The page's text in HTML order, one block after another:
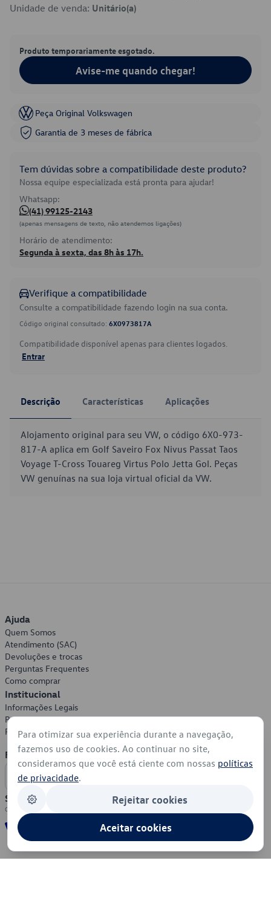
Unidade de venda: Unitário(a)
Produto temporariamente esgotado.
Avise-me quando chegar!
Peça Original Volkswagen
Garantia de 3 meses de fábrica
Tem dúvidas sobre a compatibilidade deste produto?
Nossa equipe especializada está pronta para ajudar!
Whatsapp:
(41) 99125-2143
(apenas mensagens de texto, não atendemos ligações)
Horário de atendimento:
Segunda à sexta, das 8h às 17h.
Verifique a compatibilidade
Consulte a compatibilidade fazendo login na sua conta.
Código original consultado: 6X0973817A
Compatibilidade disponível apenas para clientes logados.
Entrar
Descrição Características Aplicações
Alojamento original para seu VW, o código 6X0-973-
817-A aplica em Golf Saveiro Fox Nivus Passat Taos
Voyage T-Cross Touareg Virtus Polo Jetta Gol. Peças
VW genuínas na sua loja virtual oficial da VW.
Ajuda
Quem Somos
Atendimento (SAC)
Devoluções e trocas
Perguntas Frequentes
Como comprar
Institucional
Informações Legais
Política de Privacidade
Política de Cookies
Formas de Pagamento
Segurança
Para otimizar sua experiência durante a navegação,
fazemos uso de cookies. Ao continuar no site,
consideramos que você está ciente com nossas políticas
de privacidade.
Rejeitar cookies
Aceitar cookies